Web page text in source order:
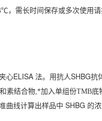
，需长时间保存或多次使用请
心ELISA 法。用抗人SHBG抗
素结合物,*加入单组份TMB底
曲线计算出样品中 SHBG 的浓